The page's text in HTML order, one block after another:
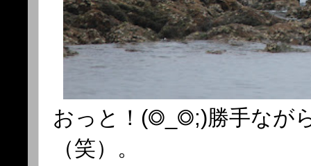
おっと！(◎_◎;)勝手なが
（笑）。